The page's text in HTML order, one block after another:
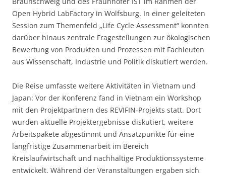
Open Hybrid LabFactory in Wolfsburg. In einer geleiteten
Session zum Themenfeld „Life Cycle Assessment“ konnten
darüber hinaus zentrale Fragestellungen zur ökologischen
Bewertung von Produkten und Prozessen mit Fachleuten
aus Wissenschaft, Industrie und Politik diskutiert werden.
Die Reise umfasste weitere Aktivitäten in Vietnam und
Japan: Vor der Konferenz fand in Vietnam ein Workshop
mit den Projektpartnern des REVIFIN-Projekts statt. Dort
wurden aktuelle Projektergebnisse diskutiert, weitere
Arbeitspakete abgestimmt und Ansatzpunkte für eine
langfristige Zusammenarbeit im Bereich
Kreislaufwirtschaft und nachhaltige Produktionssysteme
entwickelt. Während der Veranstaltungen ergaben sich